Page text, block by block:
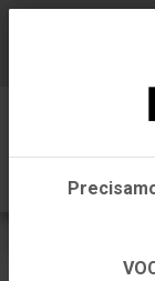
Em que